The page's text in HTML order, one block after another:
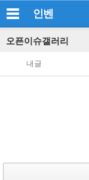
인벤
오픈이슈갤러리
내글